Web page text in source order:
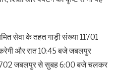
सेवा के तहत गाड़ी संख्या 11701
और रात 10:45 बजे जबलपुर
जबलपुर से सुबह 6:00 बजे चलकर